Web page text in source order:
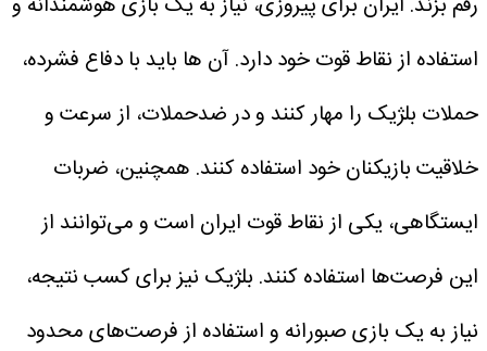
استفاده از نقاط قوت خود دارد. آن ها باید با دفاع فشرده،
حملات بلژیک را مهار کنند و در ضدحملات، از سرعت و
خلاقیت بازیکنان خود استفاده کنند. همچنین، ضربات
ایستگاهی، یکی از نقاط قوت ایران است و می‌توانند از
این فرصت‌ها استفاده کنند. بلژیک نیز برای کسب نتیجه،
نیاز به یک بازی صبورانه و استفاده از فرصت‌های محدود